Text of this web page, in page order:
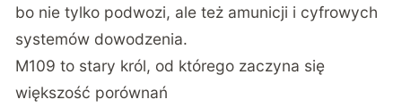
bo nie tylko podwozi, ale też amunicji i cyfrowych
systemów dowodzenia.
M109 to stary król, od którego zaczyna się
większość porównań